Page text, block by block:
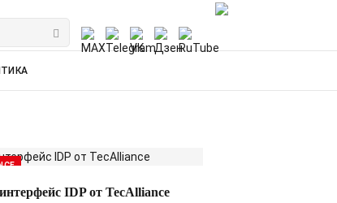
IDP от TecAlliance